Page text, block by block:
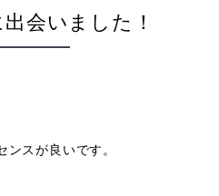
会いました！
スが良いです。